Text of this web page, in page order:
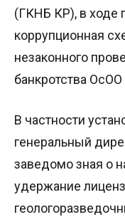
(ГКНБ КР), в ходе
коррупционная
незаконного
банкротства
В частности
генеральный
заведомо зная о
удержание